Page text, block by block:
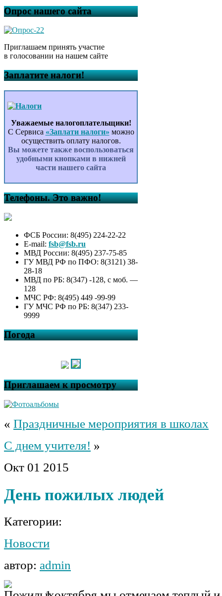
Опрос нашего сайта
Приглашаем принять участие
в голосовании на нашем сайте
Заплатите налоги!
Уважаемые налогоплательщики!
С Сервиса «Заплати налоги» можно
осуществить оплату налогов.
Вы можете также воспользоваться
удобными кнопками в нижней
части нашего сайта
Телефоны. Это важно!
ФСБ России: 8(495) 224-22-22
E-mail: fsb@fsb.ru
МВД России: 8(495) 237-75-85
ГУ МВД РФ по ПФО: 8(3121) 38-
28-18
МВД по РБ: 8(347) -128, с моб. —
128
МЧС РФ: 8(495) 449 -99-99
ГУ МЧС РФ по РБ: 8(347) 233-
9999
Погода
Приглашаем к просмотру
« Праздничные мероприятия в школах
С днем учителя! »
Окт 01 2015
День пожилых людей
Категории:
Новости
автор: admin